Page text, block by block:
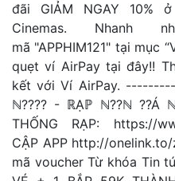
đãi GIẢM NGAY 10%
Cinemas. Nhanh
mã "APPHIM121" tại mục
quẹt ví AirPay tại đây!!
kết với Ví AirPay.
ℕ???? - ℝẠℙ ℕ??ℕ ??Á
THỐNG RẠP: https://
CẬP APP http://
mã voucher Từ khóa Tin